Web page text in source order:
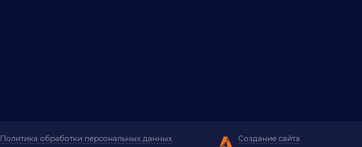
Политика обработки персональных данных
Создание сайта